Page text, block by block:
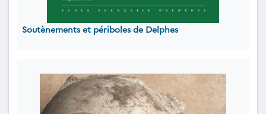
Soutènements et périboles de Delphes